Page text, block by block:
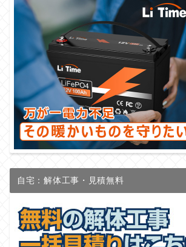
自宅：解体工事・見積無料